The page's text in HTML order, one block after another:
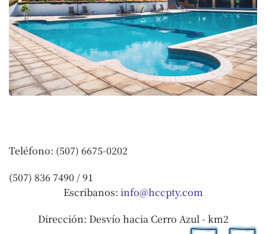
Teléfono: (507) 6675-0202
(507) 836 7490 / 91
Escribanos: info@hccpty.com
Dirección: Desvío hacia Cerro Azul - km2